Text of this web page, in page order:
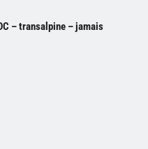
– transalpine – jamais